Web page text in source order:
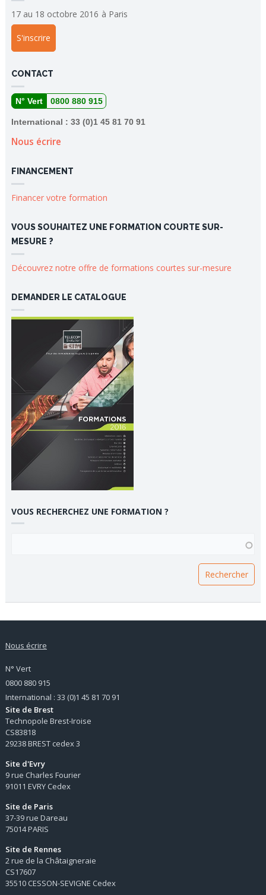
17 au 18 octobre 2016 à Paris
S'inscrire
CONTACT
N° Vert 0800 880 915
International : 33 (0)1 45 81 70 91
Nous écrire
FINANCEMENT
Financer votre formation
VOUS SOUHAITEZ UNE FORMATION COURTE SUR-
MESURE ?
Découvrez notre offre de formations courtes sur-mesure
DEMANDER LE CATALOGUE
VOUS RECHERCHEZ UNE FORMATION ?
Nous écrire
N° Vert
0800 880 915
International : 33 (0)1 45 81 70 91
Site de Brest
Technopole Brest-Iroise
CS83818
29238 BREST cedex 3
Site d'Evry
9 rue Charles Fourier
91011 EVRY Cedex
Site de Paris
37-39 rue Dareau
75014 PARIS
Site de Rennes
2 rue de la Châtaigneraie
CS17607
35510 CESSON-SEVIGNE Cedex